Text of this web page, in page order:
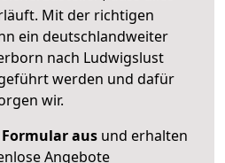
Mit der richtigen
ein deutschlandweiter
nach Ludwigslust
werden und dafür
wir.
ausund erhalten
Angebote